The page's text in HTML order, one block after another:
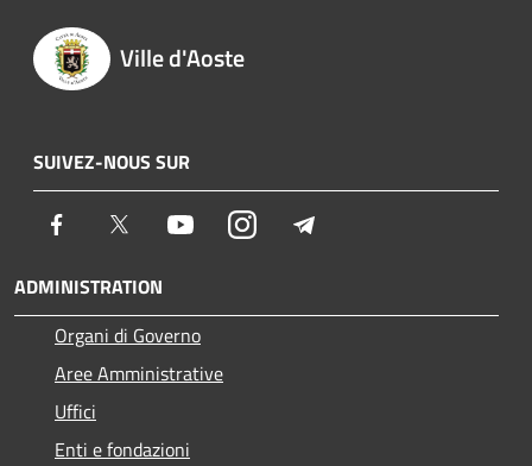
Ville d'Aoste
SUIVEZ-NOUS SUR
Facebook Twitter YoutubeInstagram
ADMINISTRATION
Organi di Governo
Aree Amministrative
Uffici
Enti e fondazioni